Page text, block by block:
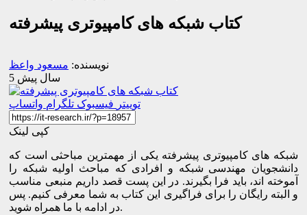
کتاب شبکه های کامپیوتری پیشرفته
نویسنده: مسعود واعظ
5 سال پیش
توییتر فیسبوک تلگرام واتساپ
کپی لینک
شبکه های کامپیوتری پیشرفته یکی از مهمترین مباحثی است که
دانشجویان مهندسی شبکه و افرادی که مباحث اولیه شبکه را
آموخته اند، باید فرا بگیرند. در این پست قصد داریم منبعی مناسب
و البته رایگان را برای فراگیری این کتاب به شما معرفی کنیم. پس
در ادامه با ما همراه شوید.